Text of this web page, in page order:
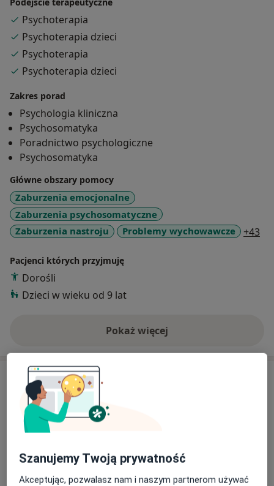
Podejście terapeutyczne
Psychoterapia
Psychoterapia dzieci
Psychoterapia
Psychoterapia dzieci
Zakres porad
Psychologia kliniczna
Psychosomatyka
Poradnictwo psychologiczne
Psychosomatyka
Główne obszary pomocy
Zaburzenia emocjonalne
Zaburzenia psychosomatyczne
Zaburzenia nastroju
Problemy wychowawcze +43
Pacjenci których przyjmuję
Dorośli
Dzieci w wieku od 9 lat
Pokaż więcejo doświadczeniu
Usługi i ceny
Konsultacja psychologiczna
Od 250 zł Szczegóły
Od 180 zł Szczegóły
Szanujemy Twoją prywatność
Akceptując, pozwalasz nam i naszym partnerom używać